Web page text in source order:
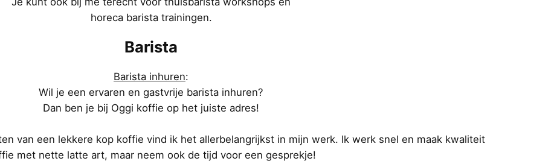
horeca barista trainingen.
Barista
Barista inhuren:
Wil je een ervaren en gastvrije barista inhuren?
Dan ben je bij Oggi koffie op het juiste adres!
van een lekkere kop koffie vind ik het allerbelangrijkst in mijn werk. Ik werk snel en maak kwaliteit
met nette latte art, maar neem ook de tijd voor een gesprekje!